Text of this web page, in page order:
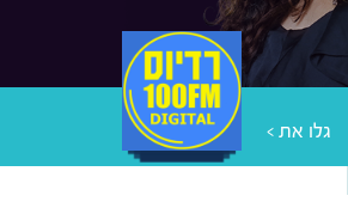
גלו את >